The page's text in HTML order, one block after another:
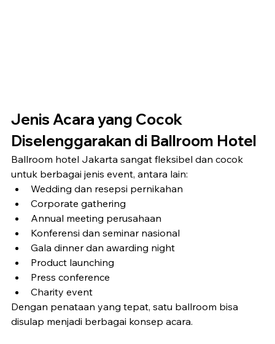
Jenis Acara yang Cocok
Diselenggarakan di Ballroom Hotel
Ballroom hotel Jakarta sangat fleksibel dan cocok
untuk berbagai jenis event, antara lain:
Wedding dan resepsi pernikahan
Corporate gathering
Annual meeting perusahaan
Konferensi dan seminar nasional
Gala dinner dan awarding night
Product launching
Press conference
Charity event
Dengan penataan yang tepat, satu ballroom bisa
disulap menjadi berbagai konsep acara.